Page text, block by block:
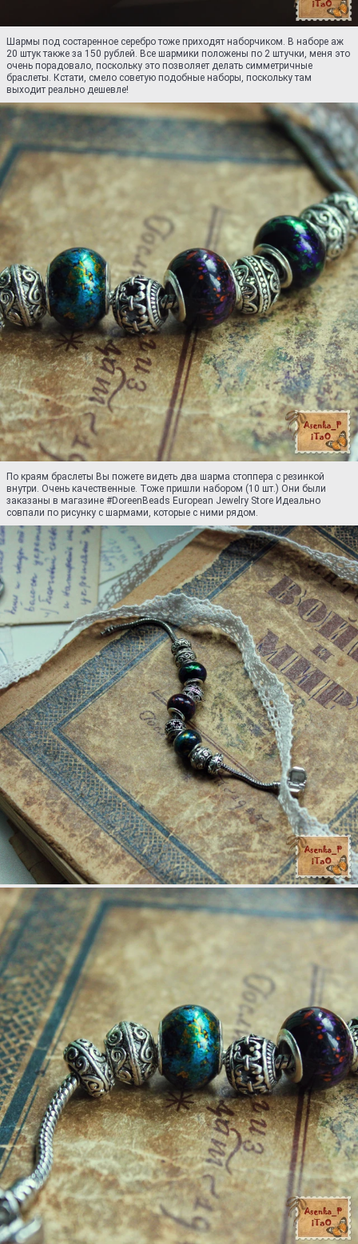
Шармы под состаренное серебро тоже приходят наборчиком. В наборе аж
20 штук также за 150 рублей. Все шармики положены по 2 штучки, меня это
очень порадовало, поскольку это позволяет делать симметричные
браслеты. Кстати, смело советую подобные наборы, поскольку там
выходит реально дешевле!
По краям браслеты Вы пожете видеть два шарма стоппера с резинкой
внутри. Очень качественные. Тоже пришли набором (10 шт.) Они были
заказаны в магазине #DoreenBeads European Jewelry Store Идеально
совпали по рисунку с шармами, которые с ними рядом.